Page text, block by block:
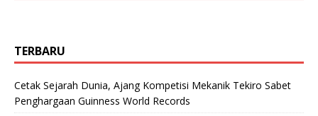
TERBARU
Cetak Sejarah Dunia, Ajang Kompetisi Mekanik Tekiro Sabet
Penghargaan Guinness World Records